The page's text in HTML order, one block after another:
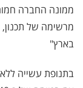
ממונה החברה
מרשימה של תכנון,
בארץ"
בתנופת עשייה